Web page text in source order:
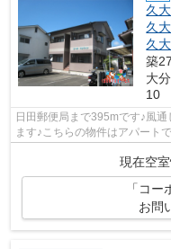
久
久
久
築
大
10
日田郵便局まで395mです♪風
ます♪こちらの物件はアパート
できるだけ早めに不動産情報を
現在空
「コ
お問